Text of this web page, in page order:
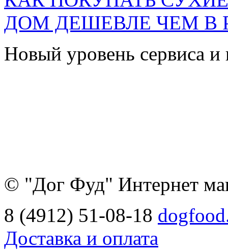
ДОМ ДЕШЕВЛЕ ЧЕМ В
Новый уровень сервиса и
© "Дог Фуд" Интернет
8 (4912) 51-08-18
Доставка и оплата